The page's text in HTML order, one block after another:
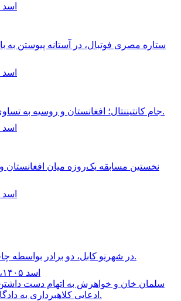
۱۵ اسد ۱۴۰۵، ۲۳:۳۴
ستاره مصرى فوتبال، در آستانه پيوستن به
۱۵ اسد ۱۴۰۵، ۲۲:۳۵
جام كانتيننتال؛ افغانستان و روسيه به تساوى ٣ بر ٣ دست يافتند.
۱۵ اسد ۱۴۰۵، ۱۹:۵۰
نخستین مسابقه یک‌روزه میان افغانستان و
۱۵ اسد ۱۴۰۵، ۱۸:۵۶
در شهرنو کابل، دو برادر بواسطه چاقو کشته شدند.
۱۷ اسد ۱۴۰۵، ۰۱:۱۸
سلمان خان و خواهرش به اتهام دست
ادعایی کلاهبرداری به دادگاه احضار شدند.